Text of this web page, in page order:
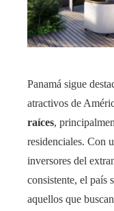
Panamá sigue
atractivos de
raíces,
residenciales. Con
inversores del
consistente, el país
aquellos que